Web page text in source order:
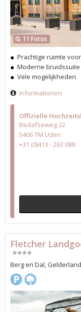
Offizielle
Bedafseweg 22
5406 TM Uden
+31 (0)413 - 263 088
11 Fotos
Prachtige ruimte
Moderne bruidssuite
Vele mogelijkheden
Informationen
Fletcher
****
Berg en Dal, Gelderland